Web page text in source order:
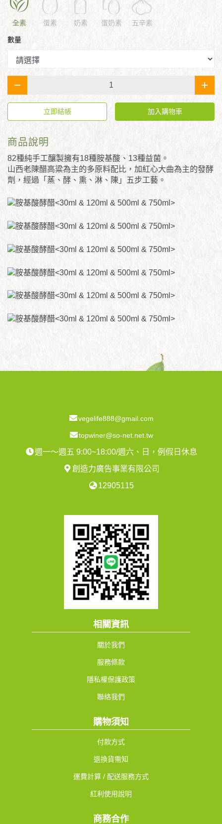
全素 蛋素 奶素 蛋奶素 五辛素
數量
- +
立即結帳 加入購物車
商品說明
82種純手工釀製擁有18種胺基酸、13種益菌。
山西老陳醋高粱為主的多原料配比，加紅心大曲為主的發酵
劑，經過「蒸、酵、熏、淋、陳」五步工藝。
vegelife888@gmail.com
topwiner@so-net.net.tw
週一～週五 9:00~18:00/週六、日，例假日休息
創造力廣告事業有限公司
12905115
相關資訊
關於我們
服務條款
隱私權保護政策
聯絡我們
購物須知
付款方式
退換貨需知
運費計算 / 配送服務方式
紅利使用說明
商務合作